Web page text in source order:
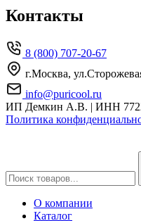
Контакты
8 (800) 707-20-67
г.Москва,
info@puricool.ru
ИП Демкин А.В. | ИНН
Политика
О компании
Каталог